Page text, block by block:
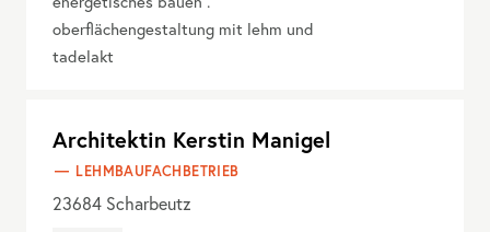
oberflächengestaltung mit lehm und
tadelakt
Architektin Kerstin Manigel
LEHMBAUFACHBETRIEB
23684 Scharbeutz